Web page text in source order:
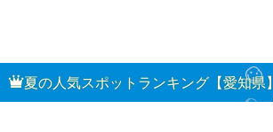
夏の人気スポットランキング【愛知県】